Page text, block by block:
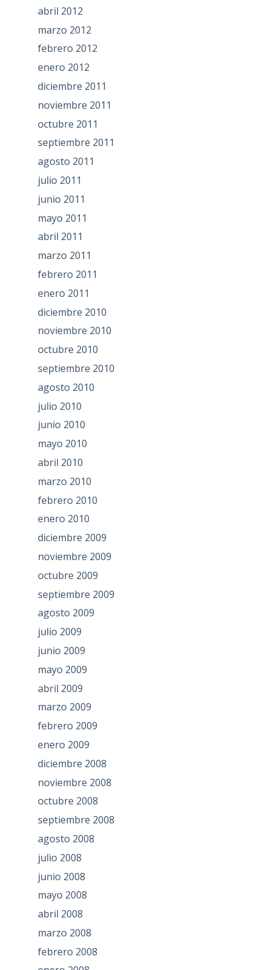
abril 2012
marzo 2012
febrero 2012
enero 2012
diciembre 2011
noviembre 2011
octubre 2011
septiembre 2011
agosto 2011
julio 2011
junio 2011
mayo 2011
abril 2011
marzo 2011
febrero 2011
enero 2011
diciembre 2010
noviembre 2010
octubre 2010
septiembre 2010
agosto 2010
julio 2010
junio 2010
mayo 2010
abril 2010
marzo 2010
febrero 2010
enero 2010
diciembre 2009
noviembre 2009
octubre 2009
septiembre 2009
agosto 2009
julio 2009
junio 2009
mayo 2009
abril 2009
marzo 2009
febrero 2009
enero 2009
diciembre 2008
noviembre 2008
octubre 2008
septiembre 2008
agosto 2008
julio 2008
junio 2008
mayo 2008
abril 2008
marzo 2008
febrero 2008